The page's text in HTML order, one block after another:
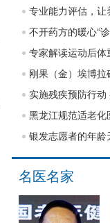
专业能力评估，让
不开药方的暖心“
专家解读运动后
刚果（金）埃博拉
实施残疾预防行动
黑龙江规范适老化
银发志愿者的年龄
名医名家